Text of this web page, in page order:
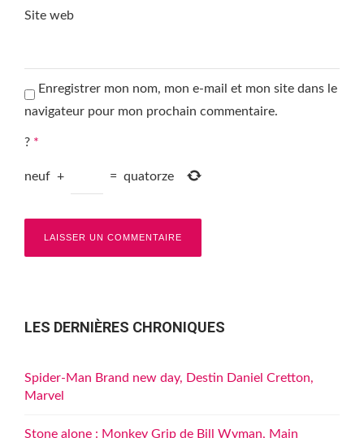
Site web
Enregistrer mon nom, mon e-mail et mon site dans le
navigateur pour mon prochain commentaire.
? *
neuf + = quatorze
LES DERNIÈRES CHRONIQUES
Spider-Man Brand new day, Destin Daniel Cretton,
Marvel
Stone alone : Monkey Grip de Bill Wyman, Main